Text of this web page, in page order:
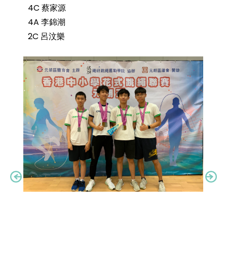
4C 蔡家源
4A 李錦潮
2C 呂汶樂